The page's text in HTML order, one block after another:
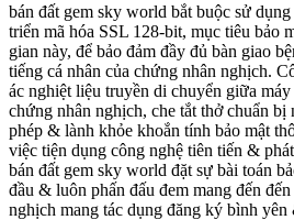
bán đất gem sky world bắt buộc sử
triển mã hóa SSL 128-bit, mục tiêu bảo
gian này, để bảo đảm đầy đủ bàn giao
tiếng cá nhân của chứng nhân nghịch.
ác nghiệt liệu truyền di chuyển giữa
chứng nhân nghịch, che tắt thở chuẩn
phép & lành khỏe khoắn tính bảo mật
việc tiện dụng công nghệ tiên tiến &
bán đất gem sky world đặt sự bài toán
đầu & luôn phấn đấu đem mang đến
nghịch mang tác dụng đăng ký bình yên